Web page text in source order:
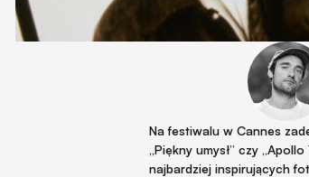
Na festiwalu w Cannes
„Piękny umysł” czy
najbardziej inspirujących